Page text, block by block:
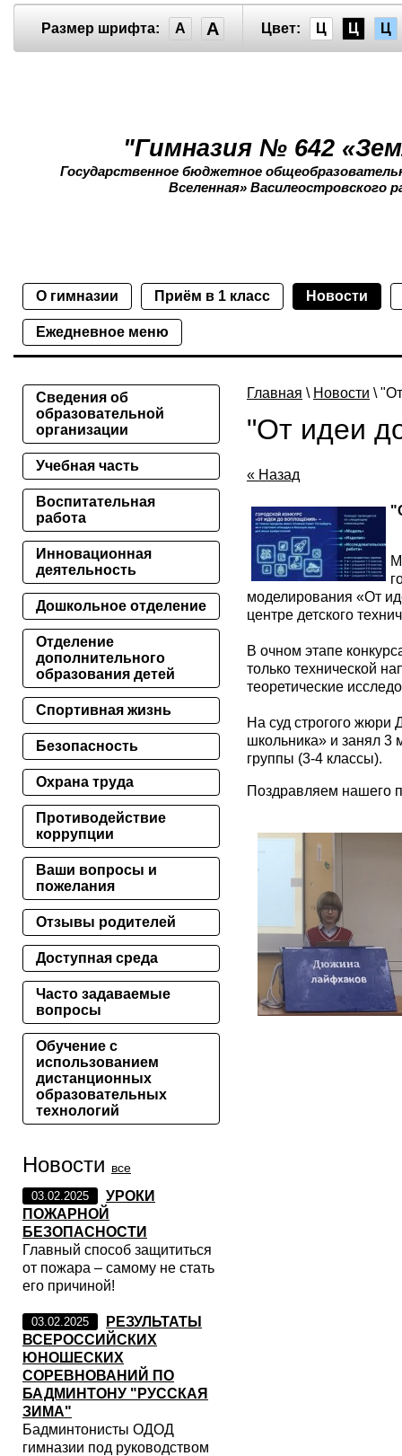
Размер шрифта: A A Цвет: Ц Ц Ц
"Гимназия № 642
Государственное бюджетное
Вселенная» Василеостровского
О гимназии Приём в 1 класс Новости
Ежедневное меню
Главная \ Новости \
"От идеи
« Назад
моделирования «От
центре детского
В очном этапе
только технической
теоретические
На суд строгого
школьника» и занял 3
группы (3-4 классы).
Поздравляем нашего
Сведения об
образовательной
организации
Учебная часть
Воспитательная
работа
Инновационная
деятельность
Дошкольное отделение
Отделение
дополнительного
образования детей
Спортивная жизнь
Безопасность
Охрана труда
Противодействие
коррупции
Ваши вопросы и
пожелания
Отзывы родителей
Доступная среда
Часто задаваемые
вопросы
Обучение с
использованием
дистанционных
образовательных
технологий
Новости все
03.02.2025
УРОКИ
ПОЖАРНОЙ
БЕЗОПАСНОСТИ
Главный способ защититься
от пожара – самому не стать
его причиной!
03.02.2025
РЕЗУЛЬТАТЫ
ВСЕРОССИЙСКИХ
ЮНОШЕСКИХ
СОРЕВНОВАНИЙ ПО
БАДМИНТОНУ "РУССКАЯ
ЗИМА"
Бадминтонисты ОДОД
гимназии под руководством